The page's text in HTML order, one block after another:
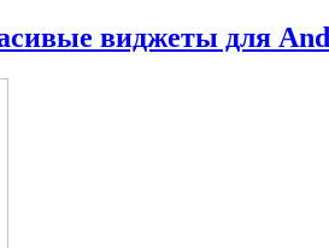
виджеты для